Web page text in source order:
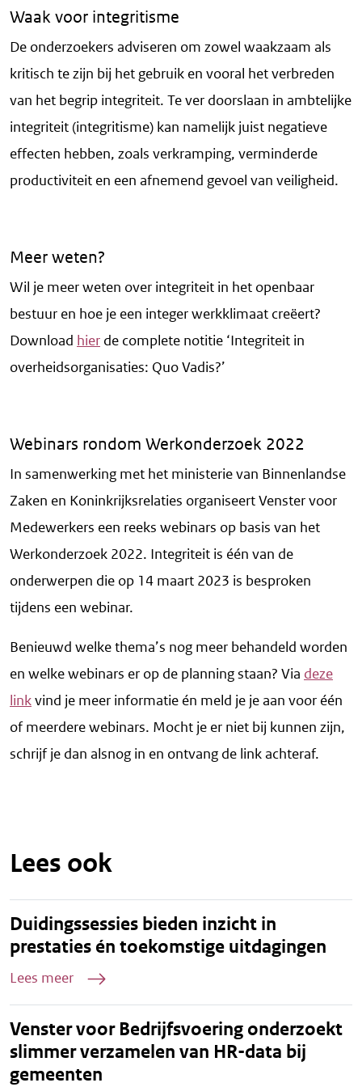
Waak voor integritisme
De onderzoekers adviseren om zowel waakzaam als
kritisch te zijn bij het gebruik en vooral het verbreden
van het begrip integriteit. Te ver doorslaan in ambtelijke
integriteit (integritisme) kan namelijk juist negatieve
effecten hebben, zoals verkramping, verminderde
productiviteit en een afnemend gevoel van veiligheid.
Meer weten?
Wil je meer weten over integriteit in het openbaar
bestuur en hoe je een integer werkklimaat creëert?
Download hier de complete notitie ‘Integriteit in
overheidsorganisaties: Quo Vadis?’
Webinars rondom Werkonderzoek 2022
In samenwerking met het ministerie van Binnenlandse
Zaken en Koninkrijksrelaties organiseert Venster voor
Medewerkers een reeks webinars op basis van het
Werkonderzoek 2022. Integriteit is één van de
onderwerpen die op 14 maart 2023 is besproken
tijdens een webinar.
Benieuwd welke thema’s nog meer behandeld worden
en welke webinars er op de planning staan? Via deze
linkvind je meer informatie én meld je je aan voor één
of meerdere webinars. Mocht je er niet bij kunnen zijn,
schrijf je dan alsnog in en ontvang de link achteraf.
Lees ook
Duidingssessies bieden inzicht in
prestaties én toekomstige uitdagingen
Lees meer
Venster voor Bedrijfsvoering onderzoekt
slimmer verzamelen van HR-data bij
gemeenten